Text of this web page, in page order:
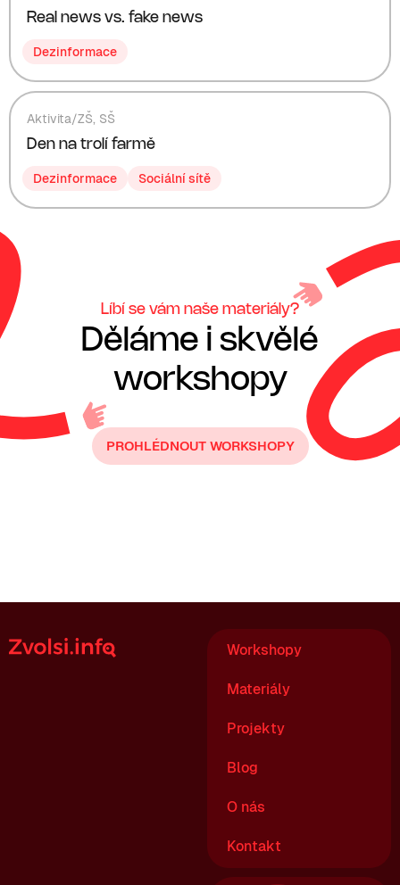
Real news vs. fake news
Dezinformace
Aktivita/ZŠ SŠ
Den na trolí farmě
Dezinformace Sociální sítě
Líbí se vám naše materiály?
Děláme i skvělé
workshopy
PROHLÉDNOUT WORKSHOPY
Workshopy
Materiály
Projekty
Blog
O nás
Kontakt